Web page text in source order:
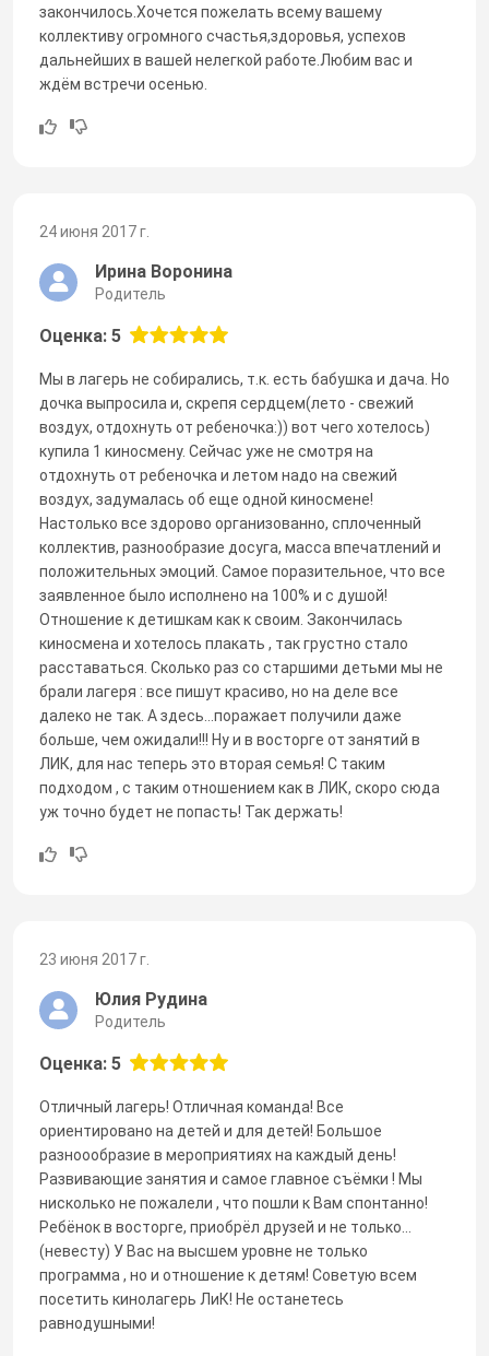
закончилось.Хочется пожелать всему вашему
коллективу огромного счастья,здоровья, успехов
дальнейших в вашей нелегкой работе.Любим вас и
ждём встречи осенью.
24 июня 2017 г.
Ирина Воронина
Родитель
Оценка: 5
Мы в лагерь не собирались, т.к. есть бабушка и дача. Но
дочка выпросила и, скрепя сердцем(лето - свежий
воздух, отдохнуть от ребеночка:)) вот чего хотелось)
купила 1 киносмену. Сейчас уже не смотря на
отдохнуть от ребеночка и летом надо на свежий
воздух, задумалась об еще одной киносмене!
Настолько все здорово организованно, сплоченный
коллектив, разнообразие досуга, масса впечатлений и
положительных эмоций. Самое поразительное, что все
заявленное было исполнено на 100% и с душой!
Отношение к детишкам как к своим. Закончилась
киносмена и хотелось плакать , так грустно стало
расставаться. Сколько раз со старшими детьми мы не
брали лагеря : все пишут красиво, но на деле все
далеко не так. А здесь...поражает получили даже
больше, чем ожидали!!! Ну и в восторге от занятий в
ЛИК, для нас теперь это вторая семья! С таким
подходом , с таким отношением как в ЛИК, скоро сюда
уж точно будет не попасть! Так держать!
23 июня 2017 г.
Юлия Рудина
Родитель
Оценка: 5
Отличный лагерь! Отличная команда! Все
ориентировано на детей и для детей! Большое
разноообразие в мероприятиях на каждый день!
Развивающие занятия и самое главное съёмки ! Мы
нисколько не пожалели , что пошли к Вам спонтанно!
Ребёнок в восторге, приобрёл друзей и не только...
(невесту) У Вас на высшем уровне не только
программа , но и отношение к детям! Советую всем
посетить кинолагерь ЛиК! Не останетесь
равнодушными!